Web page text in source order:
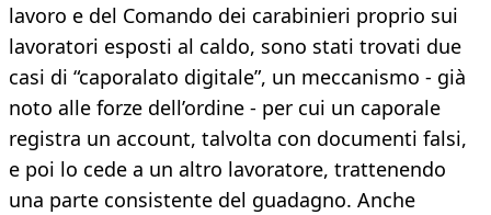
lavoro e del Comando dei carabinieri proprio sui
lavoratori esposti al caldo, sono stati trovati due
casi di “caporalato digitale”, un meccanismo - già
noto alle forze dell’ordine - per cui un caporale
registra un account, talvolta con documenti falsi,
e poi lo cede a un altro lavoratore, trattenendo
una parte consistente del guadagno. Anche